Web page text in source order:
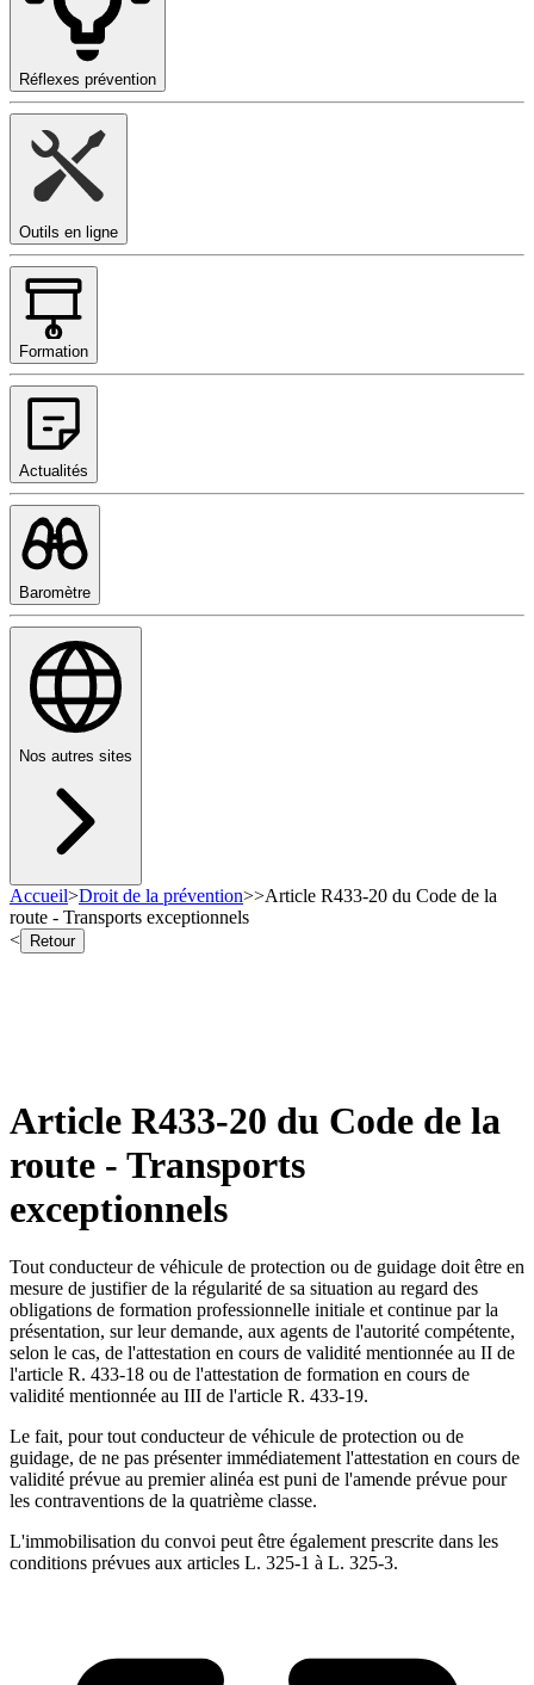
Réflexes prévention
Outils en ligne
Formation
Actualités
Baromètre
Nos autres sites
Accueil>Droit de la prévention>>Article R433-20 du Code de la
route - Transports exceptionnels
<
Retour
Article R433-20 du Code de la
route - Transports
exceptionnels
Tout conducteur de véhicule de protection ou de guidage doit être en
mesure de justifier de la régularité de sa situation au regard des
obligations de formation professionnelle initiale et continue par la
présentation, sur leur demande, aux agents de l'autorité compétente,
selon le cas, de l'attestation en cours de validité mentionnée au II de
l'article R. 433-18 ou de l'attestation de formation en cours de
validité mentionnée au III de l'article R. 433-19.
Le fait, pour tout conducteur de véhicule de protection ou de
guidage, de ne pas présenter immédiatement l'attestation en cours de
validité prévue au premier alinéa est puni de l'amende prévue pour
les contraventions de la quatrième classe.
L'immobilisation du convoi peut être également prescrite dans les
conditions prévues aux articles L. 325-1 à L. 325-3.